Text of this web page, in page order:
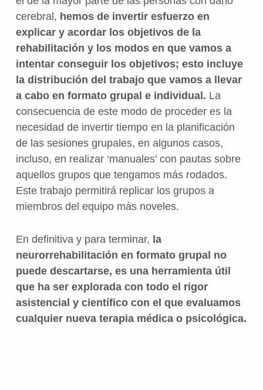
cerebral, hemos de invertir esfuerzo en
explicar y acordar los objetivos de la
rehabilitación y los modos en que vamos a
intentar conseguir los objetivos; esto incluye
la distribución del trabajo que vamos a llevar
a cabo en formato grupal e individual. La
consecuencia de este modo de proceder es la
necesidad de invertir tiempo en la planificación
de las sesiones grupales, en algunos casos,
incluso, en realizar ‘manuales’ con pautas sobre
aquellos grupos que tengamos más rodados.
Este trabajo permitirá replicar los grupos a
miembros del equipo más noveles.
En definitiva y para terminar, la
neurorrehabilitación en formato grupal no
puede descartarse, es una herramienta útil
que ha ser explorada con todo el rigor
asistencial y científico con el que evaluamos
cualquier nueva terapia médica o psicológica.